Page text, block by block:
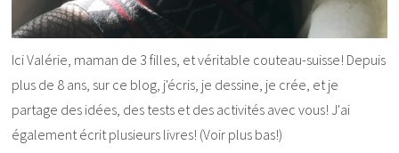
Ici Valérie, maman de 3 filles, et véritable couteau-suisse! Depuis
plus de 8 ans, sur ce blog, j'écris, je dessine, je crée, et je
partage des idées, des tests et des activités avec vous! J'ai
également écrit plusieurs livres! (Voir plus bas!)